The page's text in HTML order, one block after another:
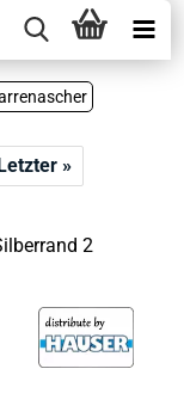
»
2